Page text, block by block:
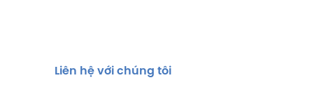
Liên hệ với chúng tôi